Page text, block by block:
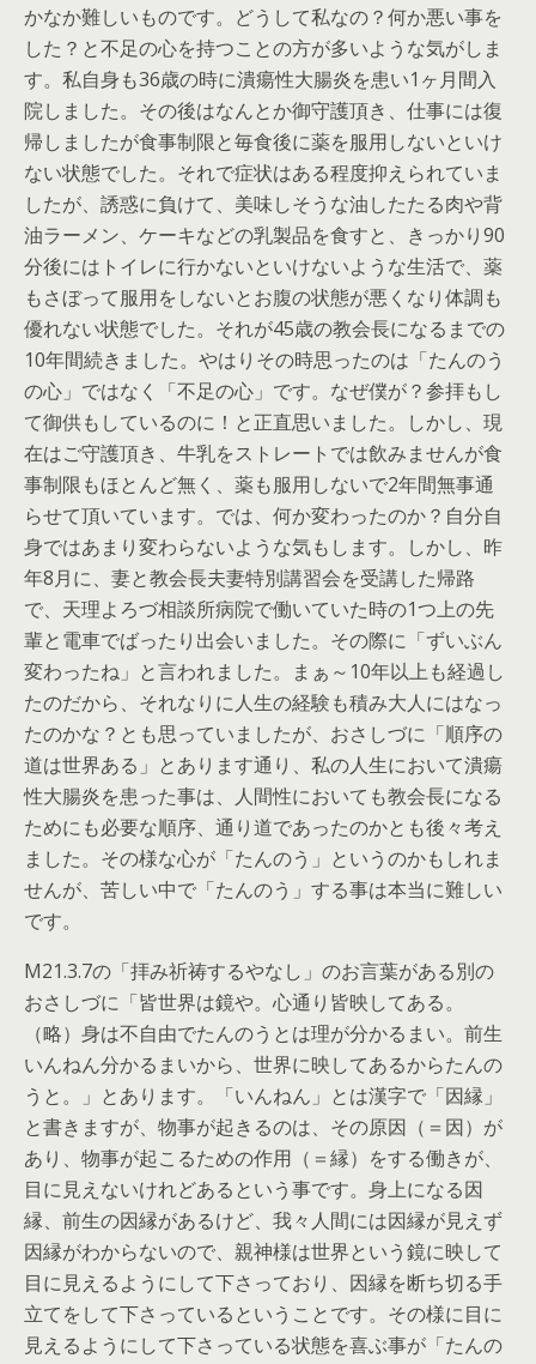
かなか難しいものです。どうして私なの？何か悪い事を
した？と不足の心を持つことの方が多いような気がしま
す。私自身も36歳の時に潰瘍性大腸炎を患い1ヶ月間入
院しました。その後はなんとか御守護頂き、仕事には復
帰しましたが食事制限と毎食後に薬を服用しないといけ
ない状態でした。それで症状はある程度抑えられていま
したが、誘惑に負けて、美味しそうな油したたる肉や背
油ラーメン、ケーキなどの乳製品を食すと、きっかり90
分後にはトイレに行かないといけないような生活で、薬
もさぼって服用をしないとお腹の状態が悪くなり体調も
優れない状態でした。それが45歳の教会長になるまでの
10年間続きました。やはりその時思ったのは「たんのう
の心」ではなく「不足の心」です。なぜ僕が？参拝もし
て御供もしているのに！と正直思いました。しかし、現
在はご守護頂き、牛乳をストレートでは飲みませんが食
事制限もほとんど無く、薬も服用しないで2年間無事通
らせて頂いています。では、何か変わったのか？自分自
身ではあまり変わらないような気もします。しかし、昨
年8月に、妻と教会長夫妻特別講習会を受講した帰路
で、天理よろづ相談所病院で働いていた時の1つ上の先
輩と電車でばったり出会いました。その際に「ずいぶん
変わったね」と言われました。まぁ～10年以上も経過し
たのだから、それなりに人生の経験も積み大人にはなっ
たのかな？とも思っていましたが、おさしづに「順序の
道は世界ある」とあります通り、私の人生において潰瘍
性大腸炎を患った事は、人間性においても教会長になる
ためにも必要な順序、通り道であったのかとも後々考え
ました。その様な心が「たんのう」というのかもしれま
せんが、苦しい中で「たんのう」する事は本当に難しい
です。
M21.3.7の「拝み祈祷するやなし」のお言葉がある別の
おさしづに「皆世界は鏡や。心通り皆映してある。
（略）身は不自由でたんのうとは理が分かるまい。前生
いんねん分かるまいから、世界に映してあるからたんの
うと。」とあります。「いんねん」とは漢字で「因縁」
と書きますが、物事が起きるのは、その原因（＝因）が
あり、物事が起こるための作用（＝縁）をする働きが、
目に見えないけれどあるという事です。身上になる因
縁、前生の因縁があるけど、我々人間には因縁が見えず
因縁がわからないので、親神様は世界という鏡に映して
目に見えるようにして下さっており、因縁を断ち切る手
立てをして下さっているということです。その様に目に
見えるようにして下さっている状態を喜ぶ事が「たんの